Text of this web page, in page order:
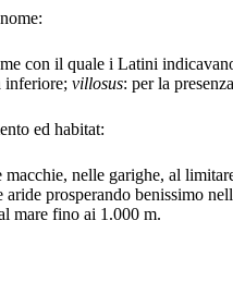
con il quale i Latini
inferiore; villosus: per la
ed habitat:
macchie, nelle garighe, al
aride prosperando benissimo
mare fino ai 1.000 m.